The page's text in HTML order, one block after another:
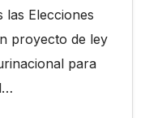
las Elecciones
proyecto de ley
para